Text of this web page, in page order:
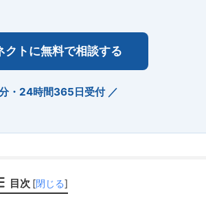
クトに無料で相談する
・24時間365日受付 ／
目次 [閉じる]